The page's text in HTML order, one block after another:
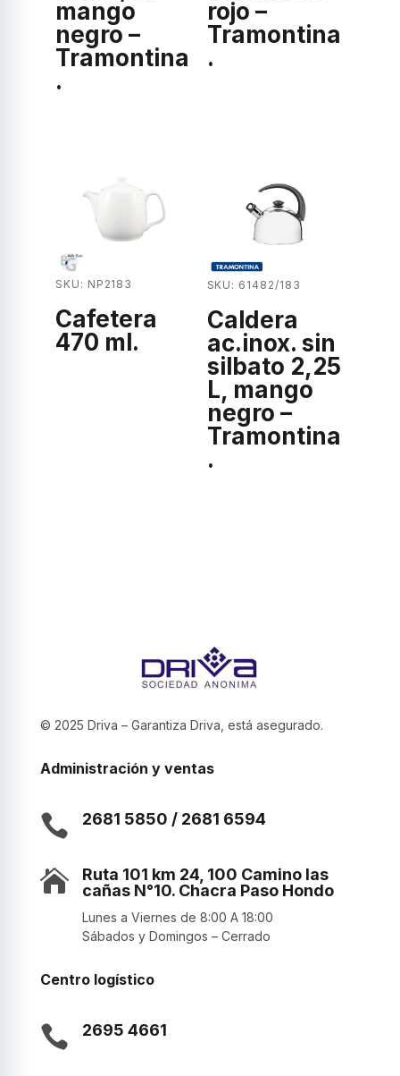
mango
negro –
Tramontina
.
rojo –
Tramontina
.
SKU: NP2183
Cafetera
470 ml.
SKU: 61482/183
Caldera
ac.inox. sin
silbato 2,25
L, mango
negro –
Tramontina
.
© 2025 Driva – Garantiza Driva, está asegurado.
Administración y ventas
 2681 5850 / 2681 6594

Ruta 101 km 24, 100 Camino las
cañas N°10. Chacra Paso Hondo
Lunes a Viernes de 8:00 A 18:00
Sábados y Domingos – Cerrado
Centro logístico
 2695 4661